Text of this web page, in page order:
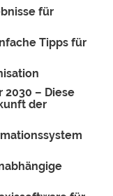
für
Tipps für
2030 – Diese
der